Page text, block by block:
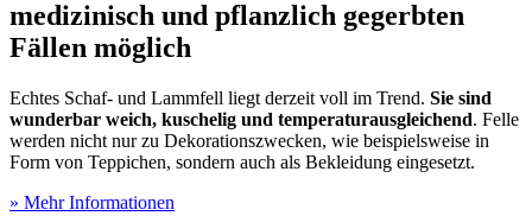
medizinisch und pflanzlich gegerbten
Fällen möglich
Echtes Schaf- und Lammfell liegt derzeit voll im Trend. Sie sind
wunderbar weich, kuschelig und temperaturausgleichend. Felle
werden nicht nur zu Dekorationszwecken, wie beispielsweise in
Form von Teppichen, sondern auch als Bekleidung eingesetzt.
» Mehr Informationen